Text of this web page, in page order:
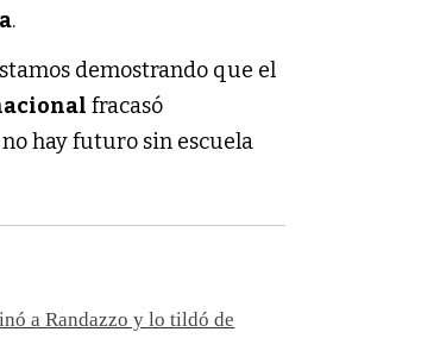
.
demostrando que el
fracasó
hay futuro sin escuela
a Randazzo y lo tildó de